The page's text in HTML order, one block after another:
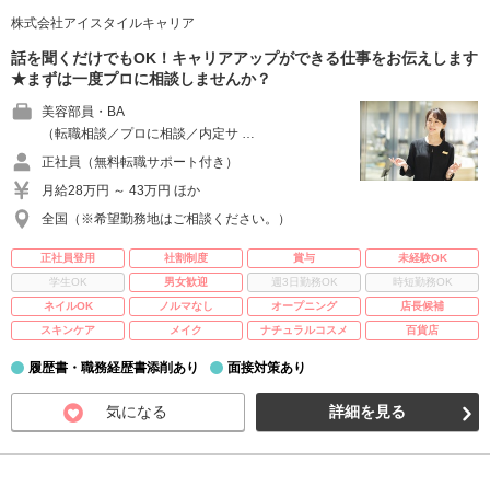
株式会社アイスタイルキャリア
話を聞くだけでもOK！キャリアアップができる仕事をお伝えします
★まずは一度プロに相談しませんか？
美容部員・BA
（転職相談／プロに相談／内定サ …
正社員（無料転職サポート付き）
月給28万円 ～ 43万円 ほか
全国（※希望勤務地はご相談ください。）
正社員登用 社割制度 賞与
未経験OK
学生OK
男女歓迎 週3日勤務OK
時短勤務OK
ネイルOK
ノルマなし オープニング
店長候補
スキンケア
メイク ナチュラルコスメ 百貨店
履歴書・職務経歴書添削あり 面接対策あり
気になる 詳細を見る